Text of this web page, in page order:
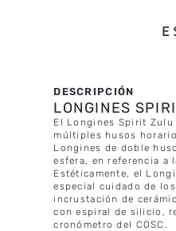
LONGINES
El Longines Spirit Zulu
múltiples husos
Longines de doble
esfera, en referencia a
Estéticamente, el
especial cuidado de
incrustación de
con espiral de silicio,
cronómetro del COSC.